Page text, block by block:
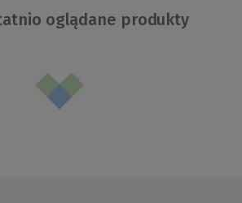
oglądane produkty